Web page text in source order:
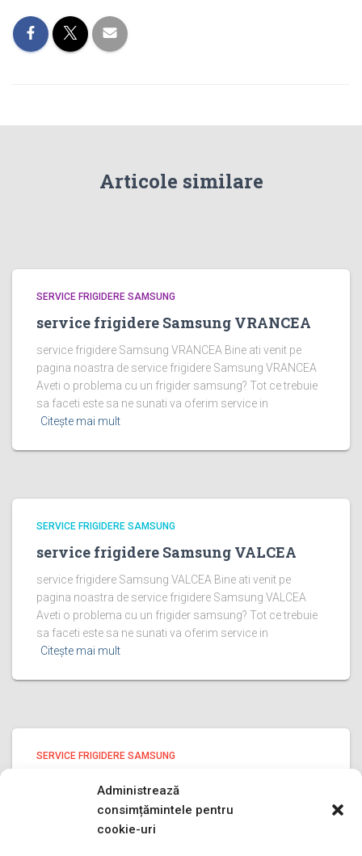
Administrează
consimțămintele pentru
cookie-uri
Articole similare
SERVICE FRIGIDERE SAMSUNG
service frigidere Samsung VRANCEA
service frigidere Samsung VRANCEA Bine ati venit pe
pagina noastra de service frigidere Samsung VRANCEA
Aveti o problema cu un frigider samsung? Tot ce trebuie
sa faceti este sa ne sunati va oferim service in
Citește mai mult
SERVICE FRIGIDERE SAMSUNG
service frigidere Samsung VALCEA
service frigidere Samsung VALCEA Bine ati venit pe
pagina noastra de service frigidere Samsung VALCEA
Aveti o problema cu un frigider samsung? Tot ce trebuie
sa faceti este sa ne sunati va oferim service in
Citește mai mult
SERVICE FRIGIDERE SAMSUNG
service frigidere Samsung PRAHOVA
service frigidere Samsung PRAHOVA Bine ati venit pe
pagina noastra de service frigidere Samsung PRAHOVA